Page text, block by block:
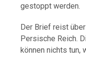
gestoppt werden.
Der Brief reist
Persische Reich.
können nichts tun,